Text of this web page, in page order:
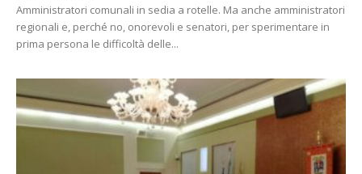
Amministratori comunali in sedia a rotelle. Ma anche amministratori
regionali e, perché no, onorevoli e senatori, per sperimentare in
prima persona le difficoltà delle...